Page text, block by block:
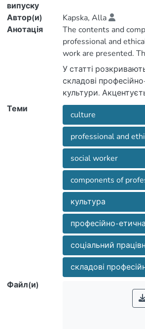
випуску
Автор(и)
Kapska, Alla
Анотація
The contents and
professional and
work are presented.
on the components of
professional and
one of the main values
knowledge and skills,
qualities of
У статті
складові
культури.
компонентах
культури,
серед яких є
знання й уміння та
якості особистості.
Теми
culture
professional and
social worker
components of
культура
професійно-
соціальний
складові
Файл(и)